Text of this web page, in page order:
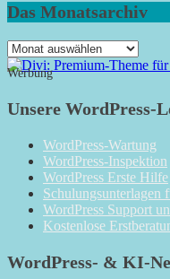
Das Monatsarchiv
Das
Monatsarchiv
Werbung
Unsere WordPress-
WordPress-Wartung
WordPress-Inspektion
WordPress Erste Hilfe
Schulungsunterlagen
WordPress Support
Kostenlose
WordPress- & KI-